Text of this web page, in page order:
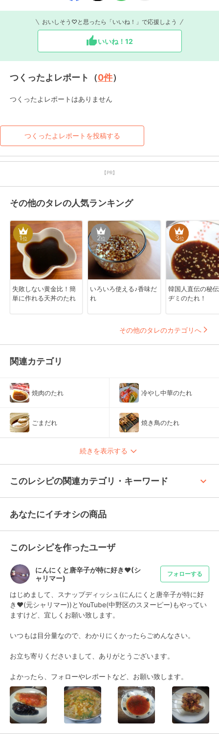
おいしそう♡と思ったら「いいね！」で応援しよう
いいね！ 12
つくったよレポート（0件）
つくったよレポートはありません
つくったよレポートを投稿する
【PR】
その他のタレの人気ランキング
1位
失敗しない黄金比！簡
単に作れる天丼のたれ
2位
いろいろ使える♪香味だ
れ
3位
韓国人直伝の秘
ヂミのたれ！
その他のタレのカテゴリへ
関連カテゴリ
焼肉のたれ 冷やし中華のたれ
ごまだれ 焼き鳥のたれ
続きを表示する
このレシピの関連カテゴリ・キーワード keyboard_arrow_up
あなたにイチオシの商品
このレシピを作ったユーザ
にんにくと唐辛子が特に好き❤(シ
ャリマー)
フォローする
はじめまして、スナップディッシュ(にんにくと唐辛子が特に好
き❤️(元シャリマー))とYouTube(中野区のスヌーピー)もやってい
ますけど、宜しくお願い致します。
いつもは目分量なので、わかりにくかったらごめんなさい。
お立ち寄りくださいまして、ありがとうございます。
よかったら、フォローやレポートなど、お願い致します。